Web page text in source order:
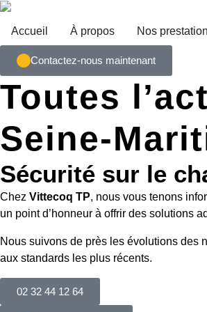
Accueil À propos Nos
Contactez-nous maintenant
Toutes
Seine-
Sécurité sur le
Chez Vittecoq TP, nous vous tenons
un point d’honneur à offrir des solutions
Nous suivons de près les évolutions des
aux standards les plus récents.
02 32 44 12 64